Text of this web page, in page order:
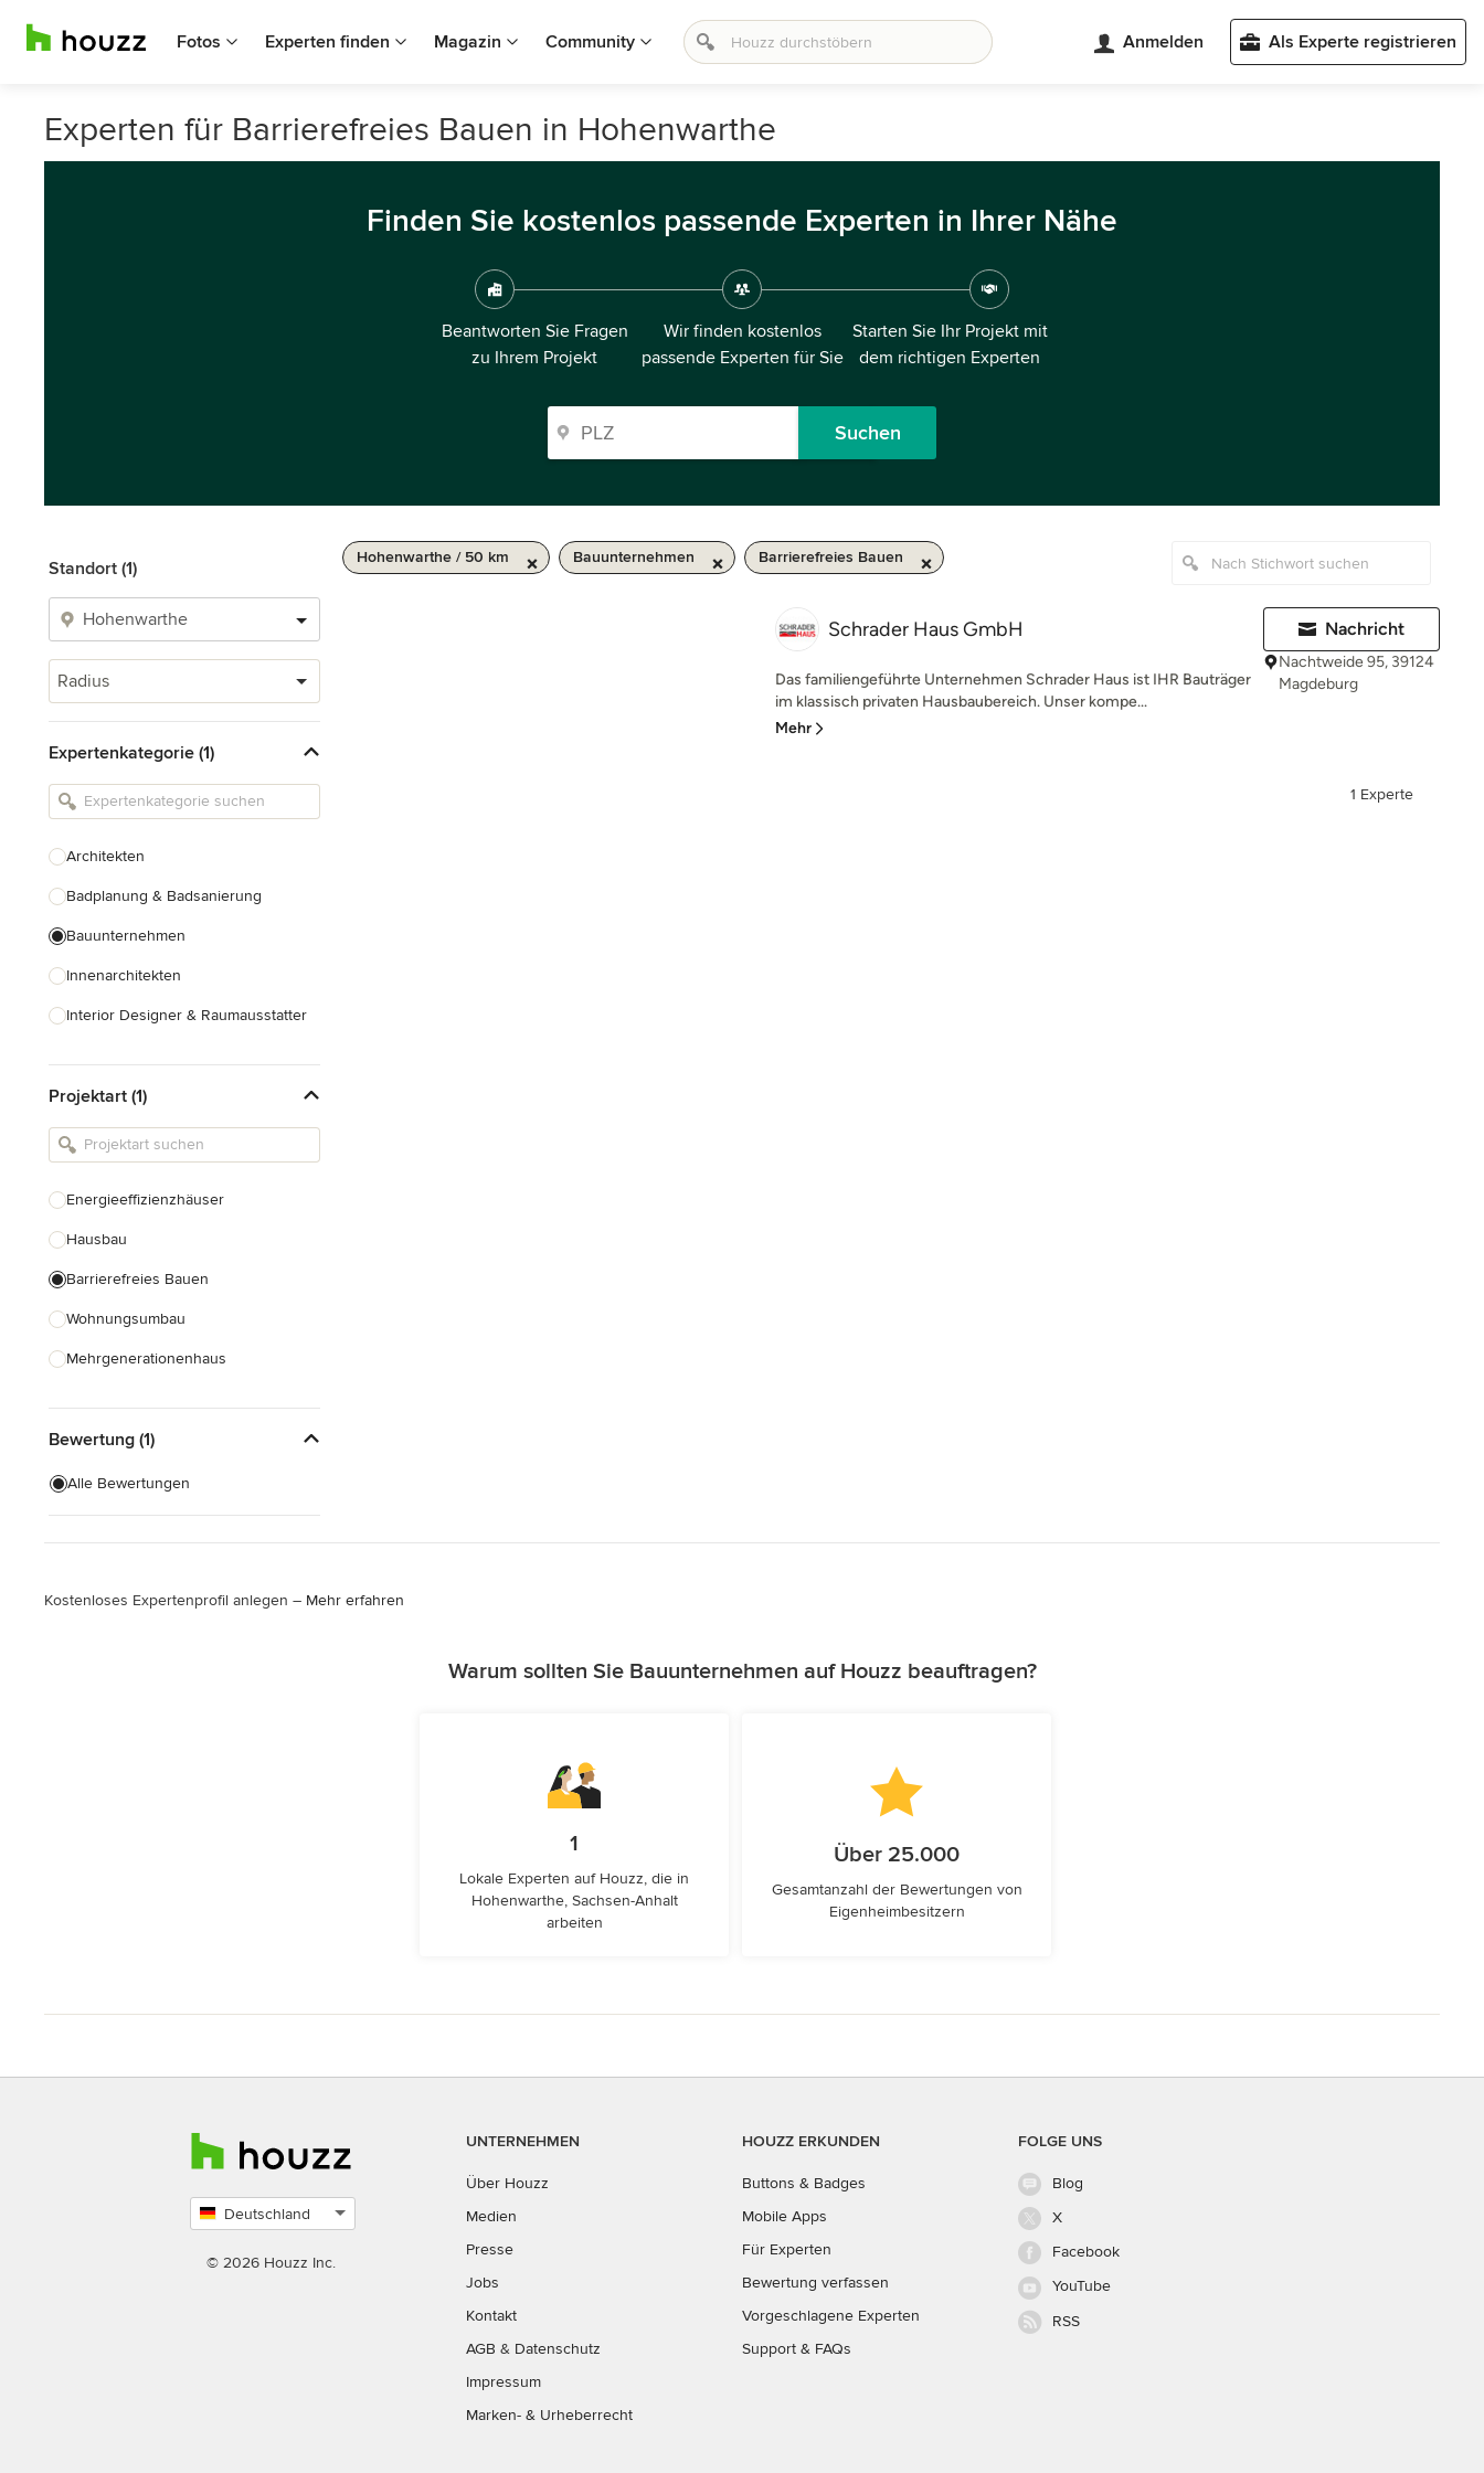
Fotos Experten finden Magazin Community Anmelden Als Experte registrieren
Experten für Barrierefreies Bauen in Hohenwarthe
Finden Sie kostenlos passende Experten in Ihrer Nähe
Beantworten Sie Fragen
zu Ihrem Projekt
Wir finden kostenlos
passende Experten für Sie
Starten Sie Ihr Projekt mit
dem richtigen Experten
Suchen
Standort (1)
Radius
Expertenkategorie (1)
Architekten
Badplanung & Badsanierung
Bauunternehmen
Innenarchitekten
Interior Designer & Raumausstatter
Landschaftsarchitekten
Armaturen & Sanitärbedarf
Einbauschränke
Projektart (1)
Energieeffizienzhäuser
Hausbau
Barrierefreies Bauen
Wohnungsumbau
Mehrgenerationenhaus
Alle anzeigen
Bewertung (1)
Alle Bewertungen
Hohenwarthe / 50 km Bauunternehmen Barrierefreies Bauen
Schrader Haus GmbH
Das familiengeführte Unternehmen Schrader Haus ist IHR Bauträger
im klassisch privaten Hausbaubereich. Unser kompe...
Mehr
Nachricht
Nachtweide 95, 39124
Magdeburg
1 Experte
Kostenloses Expertenprofil anlegen – Mehr erfahren
Warum sollten Sie Bauunternehmen auf Houzz beauftragen?
1
Lokale Experten auf Houzz, die in
Hohenwarthe, Sachsen-Anhalt
arbeiten
Über 25.000
Gesamtanzahl der Bewertungen von
Eigenheimbesitzern
Deutschland
auswählen
© 2026 Houzz Inc.
UNTERNEHMEN
Über Houzz
Medien
Presse
Jobs
Kontakt
AGB & Datenschutz
Impressum
Marken- & Urheberrecht
HOUZZ ERKUNDEN
Buttons & Badges
Mobile Apps
Für Experten
Bewertung verfassen
Vorgeschlagene Experten
Support & FAQs
FOLGE UNS
Blog
X
Facebook
YouTube
RSS